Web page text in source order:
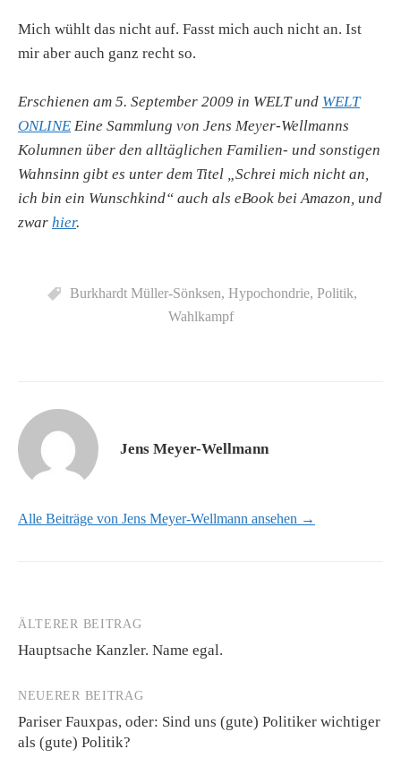
Mich wühlt das nicht auf. Fasst mich auch nicht an. Ist
mir aber auch ganz recht so.
Erschienen am 5. September 2009 in WELT und WELT
ONLINE Eine Sammlung von Jens Meyer-Wellmanns
Kolumnen über den alltäglichen Familien- und sonstigen
Wahnsinn gibt es unter dem Titel „Schrei mich nicht an,
ich bin ein Wunschkind“ auch als eBook bei Amazon, und
zwar hier.
Burkhardt Müller-Sönksen, Hypochondrie, Politik,
Wahlkampf
Jens Meyer-Wellmann
Alle Beiträge von Jens Meyer-Wellmann ansehen →
Beitrags-
Navigation
ÄLTERER BEITRAG
Hauptsache Kanzler. Name egal.
NEUERER BEITRAG
Pariser Fauxpas, oder: Sind uns (gute) Politiker wichtiger
als (gute) Politik?